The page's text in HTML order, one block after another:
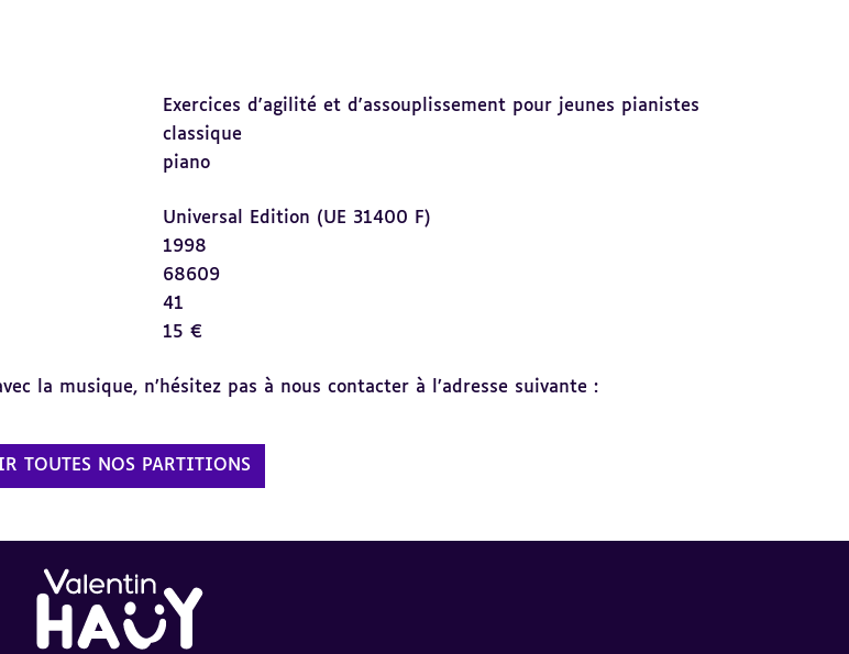
Exercices d'agilité et d'assouplissement pour jeunes pianistes
classique
piano
Universal Edition (UE 31400 F)
1998
68609
41
15 €
la musique, n’hésitez pas à nous contacter à l’adresse suivante :
TOUTES NOS PARTITIONS